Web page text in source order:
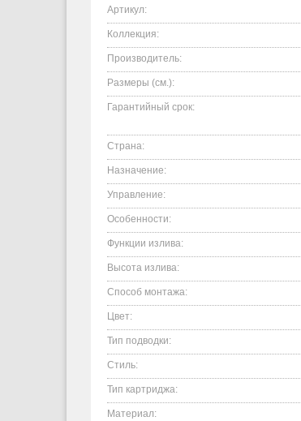
Артикул:
Коллекция:
Производитель:
Размеры (см.):
Гарантийный срок:
Страна:
Назначение:
Управление:
Особенности:
Функции излива:
Высота излива:
Способ монтажа:
Цвет:
Тип подводки:
Стиль:
Тип картриджа:
Материал: